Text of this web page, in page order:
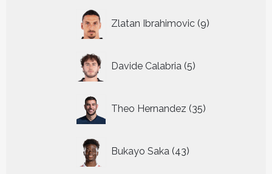
Zlatan Ibrahimovic 9
producten
Davide Calabria 5
producten
Theo Hernandez 35
producten
Bukayo Saka 43
producten